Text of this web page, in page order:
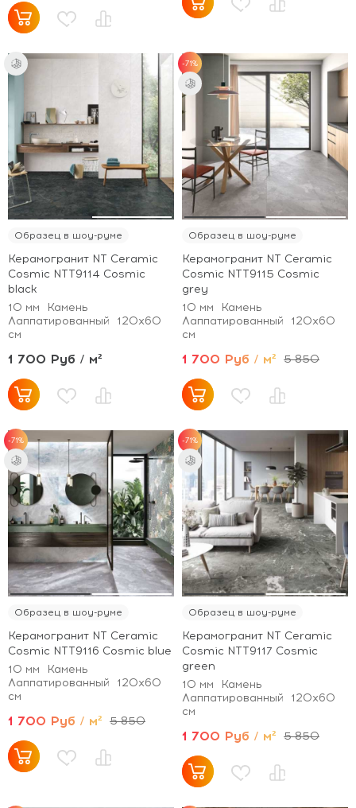
Образец в шоу-руме
Керамогранит NT Ceramic
Cosmic NTT9114 Cosmic
black
10 мм
Камень
Лаппатированный
120x60
см
1 700 Руб / м²
-71%
Образец в шоу-руме
Керамогранит NT Ceramic
Cosmic NTT9115 Cosmic
grey
10 мм
Камень
Лаппатированный
120x60
см
1 700 Руб / м² 5 850
-71%
Образец в шоу-руме
Керамогранит NT Ceramic
Cosmic NTT9116 Cosmic blue
10 мм
Камень
Лаппатированный
120x60
см
1 700 Руб / м² 5 850
-71%
Образец в шоу-руме
Керамогранит NT Ceramic
Cosmic NTT9117 Cosmic
green
10 мм
Камень
Лаппатированный
120x60
см
1 700 Руб / м² 5 850